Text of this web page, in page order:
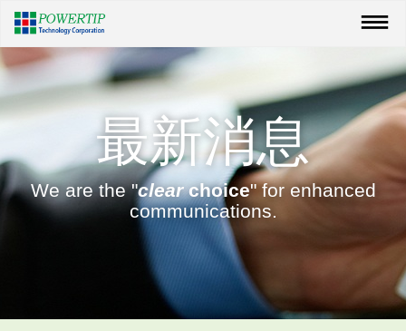
最新消息
We are the "clearchoice" for enhanced
communications.